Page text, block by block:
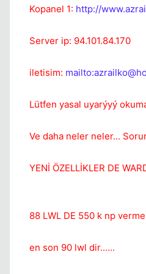
Kopanel 1: http://
Server ip: 94.101.84.170
iletisim: mailto:
Lütfen yasal uyarýyý
Ve daha neler neler...
YENİ ÖZELLİKLER DE
88 LWL DE 550 k np
en son 90 lwl dir......